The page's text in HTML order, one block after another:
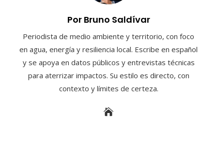
Por Bruno Saldívar
Periodista de medio ambiente y territorio, con foco
en agua, energía y resiliencia local. Escribe en español
y se apoya en datos públicos y entrevistas técnicas
para aterrizar impactos. Su estilo es directo, con
contexto y límites de certeza.